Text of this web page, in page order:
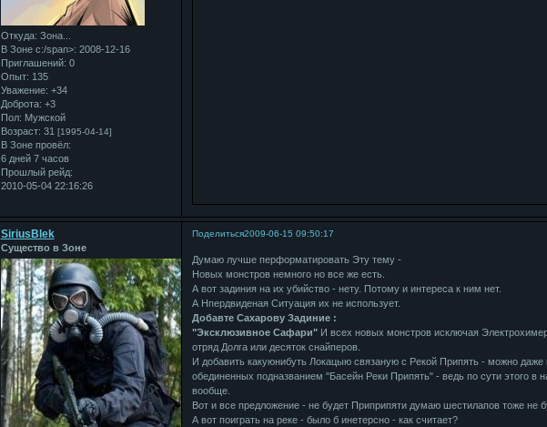
Откуда: Зона...
В Зоне с:/span>: 2008-12-16
Приглашений: 0
Опыт: 135
Уважение: +34
Доброта: +3
Пол: Мужской
Возраст: 31 [1995-04-14]
В Зоне провёл:
6 дней 7 часов
Прошлый рейд:
2010-05-04 22:16:26
Поделиться2009-06-15 09:50:17
SiriusBlek
Существо в Зоне
Думаю лучше перформатировать Эту тему -
Новых монстров немного но все же есть.
А вот задиния на их убийство - нету. Потому и интереса к ним нет.
А Нпердвиденая Ситуация их не использует.
Добавте Сахарову Задиние :
"Эксклюзивное Сафари"И всех новых монстров исключая
отряд Долга или десяток снайперов.
И добавить какуюнибуть Локацыю связаную с Рекой Припять - можно
обединенных подназванием "Басейн Реки Припять" - ведь по сути этого в
вообще.
Вот и все предложение - не будет Приприпяти думаю шестилапов тоже не
А вот поиграть на реке - было б инетерсно - как считает?